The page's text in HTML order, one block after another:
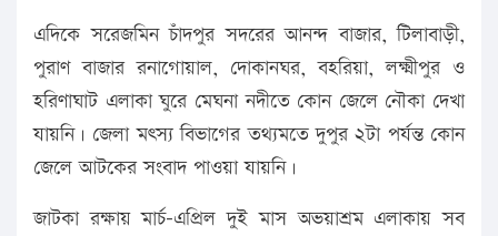
এদিকে সরেজমিন চাঁদপুর সদরের আনন্দ বাজার, টিলাবাড়ী,
পুরাণ বাজার রনাগোয়াল, দোকানঘর, বহরিয়া, লক্ষ্মীপুর ও
হরিণাঘাট এলাকা ঘুরে মেঘনা নদীতে কোন জেলে নৌকা দেখা
যায়নি। জেলা মৎস্য বিভাগের তথ্যমতে দুপুর ২টা পর্যন্ত কোন
জেলে আটকের সংবাদ পাওয়া যায়নি।
জাটকা রক্ষায় মার্চ-এপ্রিল দুই মাস অভয়াশ্রম এলাকায় সব